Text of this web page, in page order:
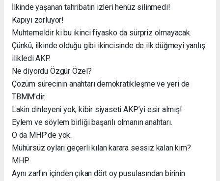
İlkinde yaşanan tahribatın izleri henüz silinmedi!
Kapıyı zorluyor!
Muhtemeldir ki bu ikinci fiyasko da sürpriz olmayacak.
Çünkü, ilkinde olduğu gibi ikincisinde de ilk düğmeyi yanlış
ilikledi AKP.
Ne diyordu Özgür Özel?
Çözüm sürecinin anahtarı demokratikleşme ve yeri de
TBMM’dir.
Lakin dinleyeni yok, kibir siyaseti AKP’yi esir almış!
Eylem ve söylem birliği başarılı olmanın anahtarı.
O da MHP’de yok.
Mühürsüz oyları geçerli kılan karara sessiz kalan kim?
MHP.
Aynı zarfın içinden çıkan dört oy pusulasından birinin